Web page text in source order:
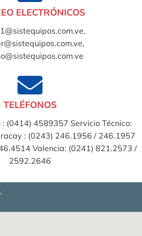
ELECTRÓNICOS
TELÉFONOS
(0414) 4589357 Servicio Técnico:
: (0243) 246.1956 / 246.1957
Valencia: (0241) 821.2573 /
2592.2646